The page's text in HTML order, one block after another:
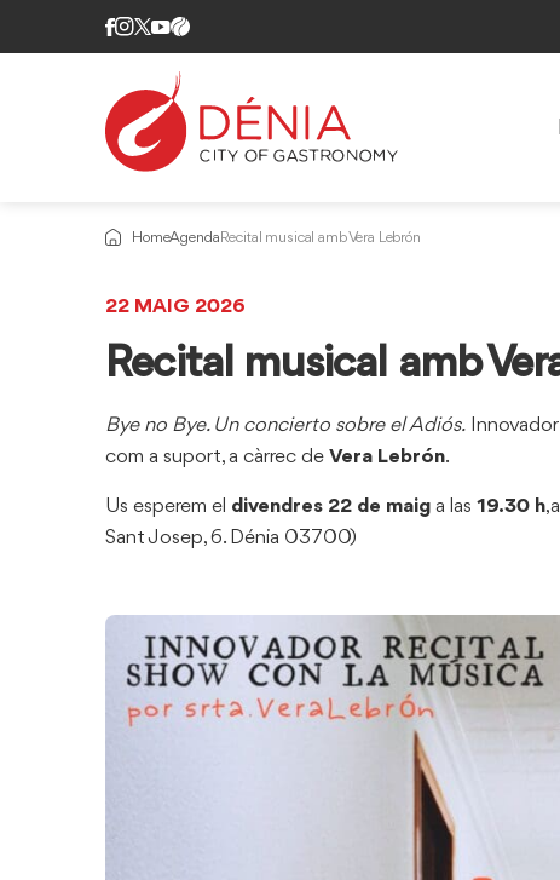
HomeAgenda Recital musical amb Vera Lebrón
22 MAIG 2026
Recital musical amb
Bye no Bye. Un concierto sobre el Adiós.
com a suport, a càrrec de Vera Lebrón.
Us esperem el divendres 22 de maig a las 19.30 h
Sant Josep, 6. Dénia 03700)